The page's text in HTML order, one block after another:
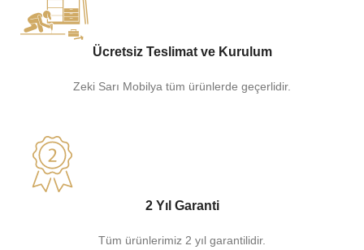
Ücretsiz Teslimat ve Kurulum
Zeki Sarı Mobilya tüm ürünlerde geçerlidir.
2 Yıl Garanti
Tüm ürünlerimiz 2 yıl garantilidir.